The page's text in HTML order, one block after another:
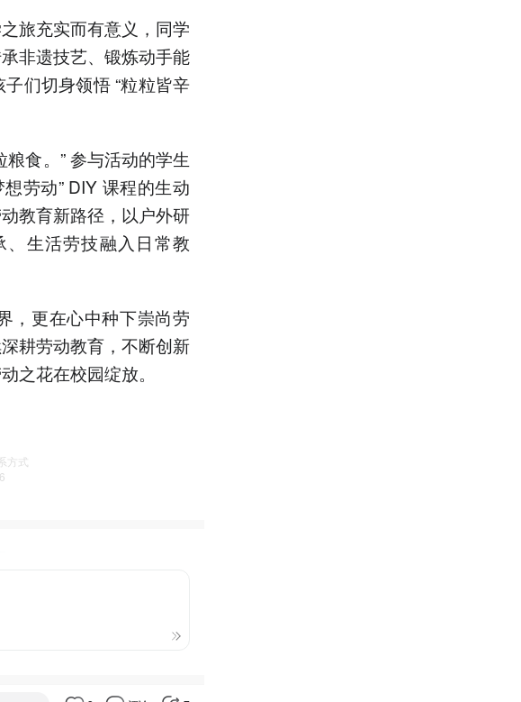
旅充实而有意义，同学
非遗技艺、锻炼动手能
们切身领悟 “粒粒皆辛
食。” 参与活动的学生
劳动” DIY 课程的生动
教育新路径，以户外研
生活劳技融入日常教
，更在心中种下崇尚劳
耕劳动教育，不断创新
之花在校园绽放。
方式